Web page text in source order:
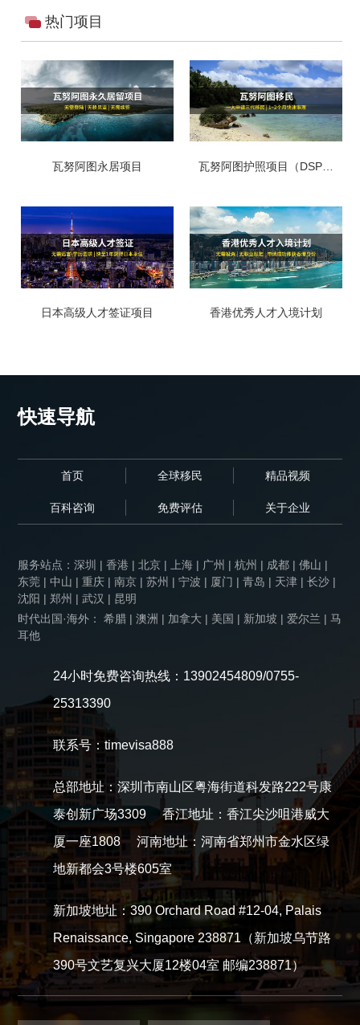
热门项目
瓦努阿图永居项目 瓦努阿图护照项目（DSP移
日本高级人才签证项目 香港优秀人才入境计划
快速导航
首页 全球移民 精品视频
百科咨询 免费评估 关于企业
服务站点：深圳 |香港 |北京 |上海 | 广州 |杭州 | 成都 |佛山 |
东莞 |中山 |重庆 |南京 |苏州 |宁波 | 厦门 |青岛 | 天津 |长沙 |
沈阳 |郑州 |武汉 | 昆明
时代出国·海外： 希腊 | 澳洲 | 加拿大 | 美国 | 新加坡 | 爱尔兰 | 马
耳他
24小时免费咨询热线：13902454809/0755-
25313390
联系号：timevisa888
总部地址：深圳市南山区粤海街道科发路222号康
泰创新广场3309 香江地址：香江尖沙咀港威大
厦一座1808 河南地址：河南省郑州市金水区绿
地新都会3号楼605室
新加坡地址：390 Orchard Road #12-04, Palais
Renaissance, Singapore 238871（新加坡乌节路
390号文艺复兴大厦12楼04室 邮编238871）